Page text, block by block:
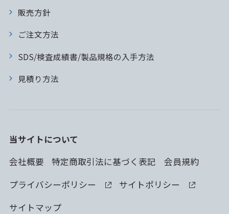
販売方針
ご注文方法
SDS/検査成績書/製品規格の入手方法
見積り方法
当サイトについて
会社概要
特定商取引法に基づく表記
会員規約
プライバシーポリシー
サイトポリシー
サイトマップ